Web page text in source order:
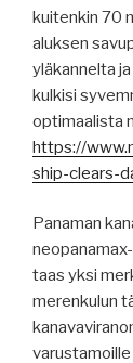
kuitenkin 70
aluksen
yläkannelta
kulkisi
optimaalista
https://
ship-clears-
Panaman
taas yksi
merenkulun